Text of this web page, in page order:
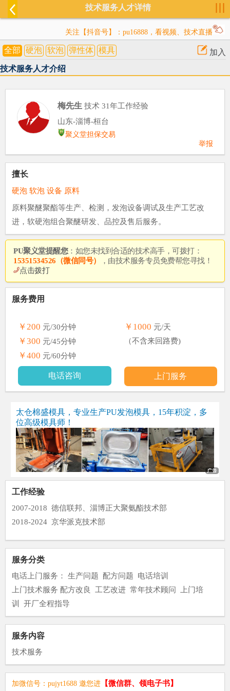
技术服务人才详情
关注【抖音号】：pu16888，看视频、技术直播
全部 硬泡 软泡 弹性体 模具
加入
技术服务人才介绍
梅先生 技术 31年工作经验
山东-淄博-桓台
聚义堂担保交易
举报
擅长
硬泡 软泡 设备 原料
原料聚醚聚酯等生产、检测，发泡设备调试及生产工艺改
进，软硬泡组合聚醚研发、品控及售后服务。
PU聚义堂提醒您：如您未找到合适的技术高手，可拨打：
15351534526（微信同号）
，由技术服务专员免费帮您寻找！
点击拨打
服务费用
￥200 元/30分钟
￥300 元/45分钟
￥400 元/60分钟
电话咨询
￥1000 元/天
（不含来回路费)
上门服务
太仓棉盛模具，专业生产PU发泡模具，15年积淀，多
位高级模具师！
工作经验
2007-2018 徳信联邦、淄博正大聚氨酯技术部
2018-2024 京华派克技术部
服务分类
电话上门服务： 生产问题 配方问题
电话培训
上门技术服务 配方改良 工艺改进 常年技术顾问
上门培
训
开厂全程指导
服务内容
技术服务
加微信号：pujyt1688 邀您进 【微信群、领电子书】